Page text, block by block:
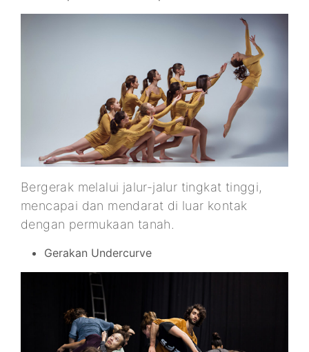
Bergerak melalui jalur-jalur tingkat tinggi,
mencapai dan mendarat di luar kontak
dengan permukaan tanah.
Gerakan Undercurve